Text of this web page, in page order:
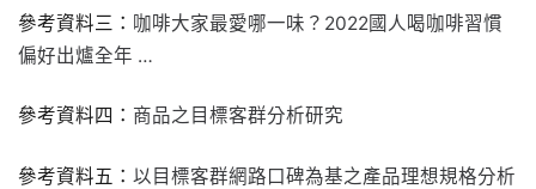
參考資料三： 咖啡大家最愛哪一味？2022國人喝咖啡習慣
偏好出爐全年 …
參考資料四： 商品之目標客群分析研究
參考資料五： 以目標客群網路口碑為基之產品理想規格分析